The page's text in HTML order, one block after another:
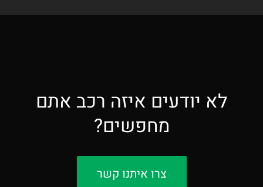
לא יודעים איזה רכב אתם
מחפשים?
צרו איתנו קשר